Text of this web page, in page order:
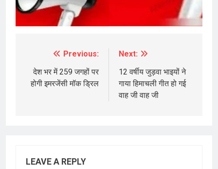
navigation
Previous:
देश भर में 259 जगहों पर
होगी इमरजेंसी मॉक ड्रिल
Next:
12 वर्षीय जुड़वा भाइयों ने
गाया हिमाचली गीत हो गई
वाह जी वाह जी
LEAVE A REPLY